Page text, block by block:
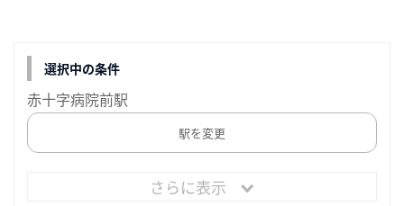
選択中の条件
赤十字病院前駅
駅を変更
さらに表示